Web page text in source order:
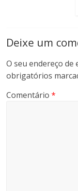
o
,
m
n
Deixe um
O seu endereço de
obrigatórios
Comentário*